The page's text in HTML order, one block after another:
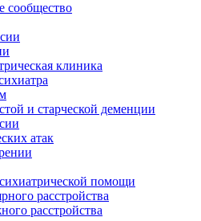
сообщество
клиника
и старческой деменции
атак
помощи
расстройства
расстройства